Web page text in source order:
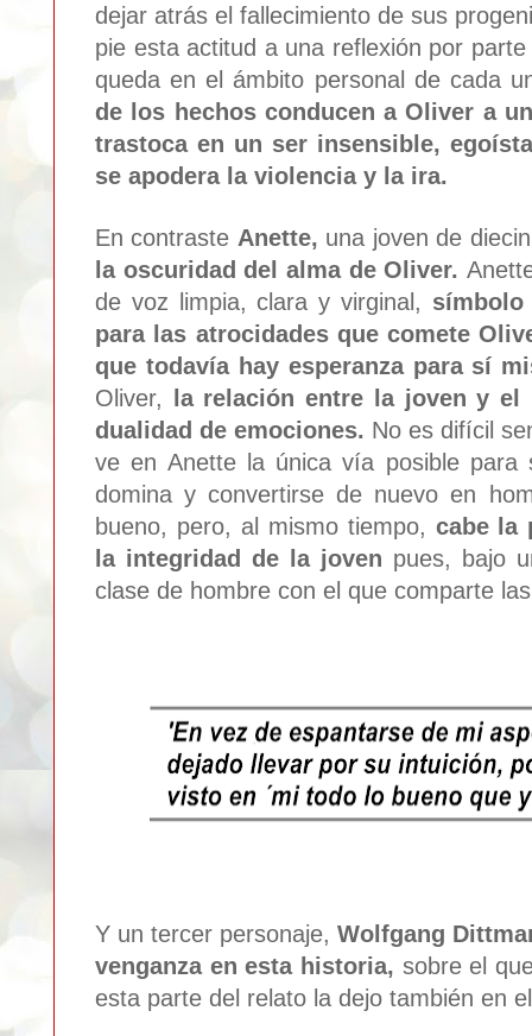
dejar atrás el fallecimiento de sus
pie esta actitud a una reflexión por
queda en el ámbito personal de cada
de los hechos conducen a Oliver a
trastoca en un ser insensible,
se apodera la violencia y la ira.
En contraste Anette, una joven de
la oscuridad del alma de Oliver.
de voz limpia, clara y virginal, símbolo
para las atrocidades que comete
que todavía hay esperanza para sí
Oliver, la relación entre la joven y el
dualidad de emociones. No es difícil
ve en Anette la única vía posible
domina y convertirse de nuevo en
bueno, pero, al mismo tiempo, cabe la
la integridad de la joven pues, bajo
clase de hombre con el que comparte
Y un tercer personaje,Wolfgang
venganza en esta historia, sobre el
esta parte del relato la dejo también en